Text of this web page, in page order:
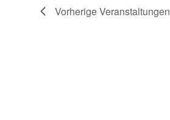
VorherigeVeranstaltungen